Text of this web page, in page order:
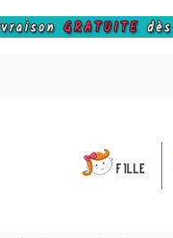
FILLE